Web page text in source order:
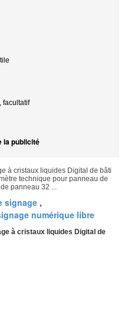
facultatif
la publicité
à cristaux liquides Digital de bâti
technique pour panneau de
panneau 32 ...
signage ,
numérique libre
à cristaux liquides Digital de